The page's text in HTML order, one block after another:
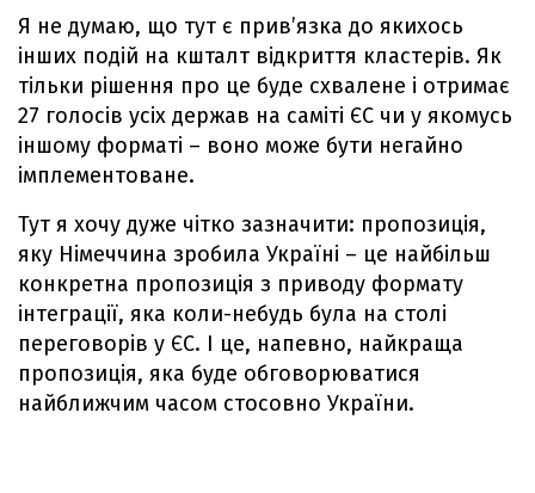
Я не думаю, що тут є прив’язка до якихось
інших подій на кшталт відкриття кластерів. Як
тільки рішення про це буде схвалене і отримає
27 голосів усіх держав на саміті ЄС чи у якомусь
іншому форматі – воно може бути негайно
імплементоване.
Тут я хочу дуже чітко зазначити: пропозиція,
яку Німеччина зробила Україні – це найбільш
конкретна пропозиція з приводу формату
інтеграції, яка коли-небудь була на столі
переговорів у ЄС. І це, напевно, найкраща
пропозиція, яка буде обговорюватися
найближчим часом стосовно України.